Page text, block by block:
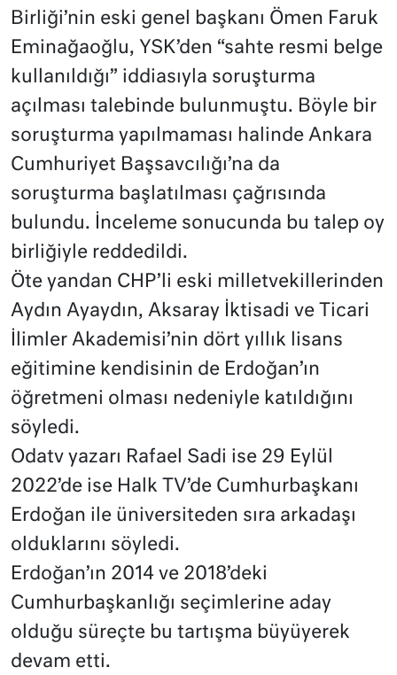
Birliği’nin eski genel başkanı Ömen Faruk
Eminağaoğlu, YSK’den “sahte resmi belge
kullanıldığı” iddiasıyla soruşturma
açılması talebinde bulunmuştu. Böyle bir
soruşturma yapılmaması halinde Ankara
Cumhuriyet Başsavcılığı’na da
soruşturma başlatılması çağrısında
bulundu. İnceleme sonucunda bu talep oy
birliğiyle reddedildi.
Öte yandan CHP’li eski milletvekillerinden
Aydın Ayaydın, Aksaray İktisadi ve Ticari
İlimler Akademisi’nin dört yıllık lisans
eğitimine kendisinin de Erdoğan’ın
öğretmeni olması nedeniyle katıldığını
söyledi.
Odatv yazarı Rafael Sadi ise 29 Eylül
2022’de ise Halk TV’de Cumhurbaşkanı
Erdoğan ile üniversiteden sıra arkadaşı
olduklarını söyledi.
Erdoğan’ın 2014 ve 2018’deki
Cumhurbaşkanlığı seçimlerine aday
olduğu süreçte bu tartışma büyüyerek
devam etti.